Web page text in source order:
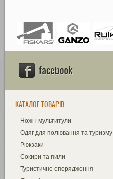
КАТАЛОГ ТОВАРІВ
Ножі і мультитули
Одяг для полювання та туризму
Рюкзаки
Сокири та пили
Туристичне спорядження